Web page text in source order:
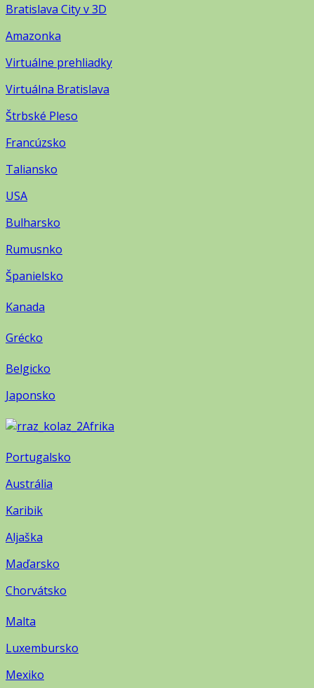
Bratislava City v 3D
Amazonka
Virtuálne prehliadky
Virtuálna Bratislava
Štrbské Pleso
Francúzsko
Taliansko
USA
Bulharsko
Rumusnko
Španielsko
Kanada
Grécko
Belgicko
Japonsko
Afrika
Portugalsko
Austrália
Karibik
Aljaška
Maďarsko
Chorvátsko
Malta
Luxembursko
Mexiko